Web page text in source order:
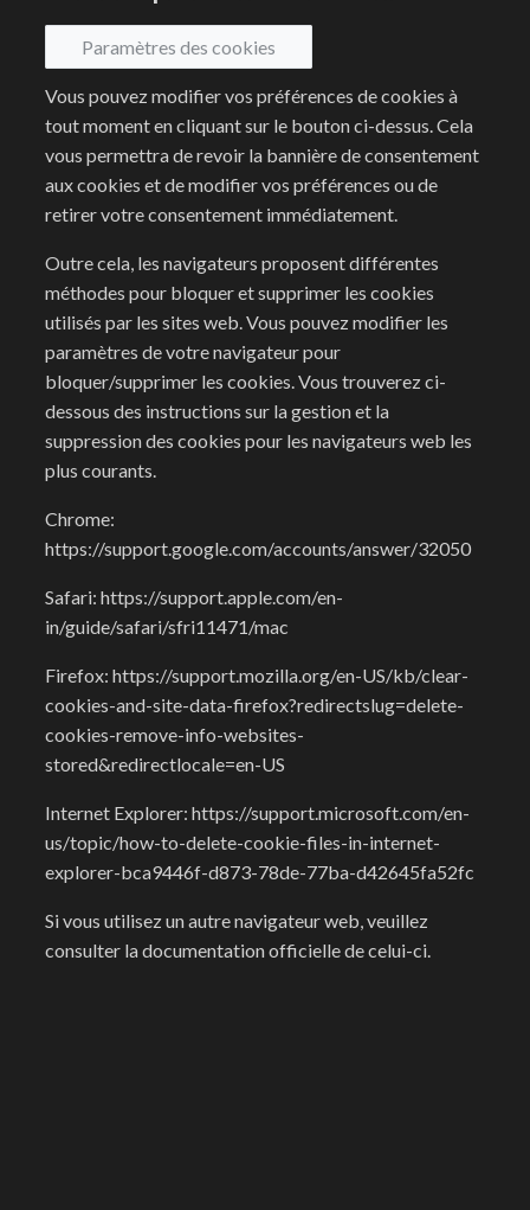
Paramètres des cookies
Vous pouvez modifier vos préférences de cookies à
tout moment en cliquant sur le bouton ci-dessus. Cela
vous permettra de revoir la bannière de consentement
aux cookies et de modifier vos préférences ou de
retirer votre consentement immédiatement.
Outre cela, les navigateurs proposent différentes
méthodes pour bloquer et supprimer les cookies
utilisés par les sites web. Vous pouvez modifier les
paramètres de votre navigateur pour
bloquer/supprimer les cookies. Vous trouverez ci-
dessous des instructions sur la gestion et la
suppression des cookies pour les navigateurs web les
plus courants.
Chrome:
https://support.google.com/accounts/answer/32050
Safari: https://support.apple.com/en-
in/guide/safari/sfri11471/mac
Firefox: https://support.mozilla.org/en-US/kb/clear-
cookies-and-site-data-firefox?redirectslug=delete-
cookies-remove-info-websites-
stored&redirectlocale=en-US
Internet Explorer: https://support.microsoft.com/en-
us/topic/how-to-delete-cookie-files-in-internet-
explorer-bca9446f-d873-78de-77ba-d42645fa52fc
Si vous utilisez un autre navigateur web, veuillez
consulter la documentation officielle de celui-ci.